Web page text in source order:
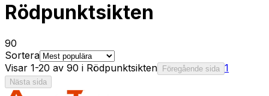
Rödpunktsikten
90
Sortera
Visar 1-20 av 90 i Rödpunktsikten Föregående sida 1
Nästa sida